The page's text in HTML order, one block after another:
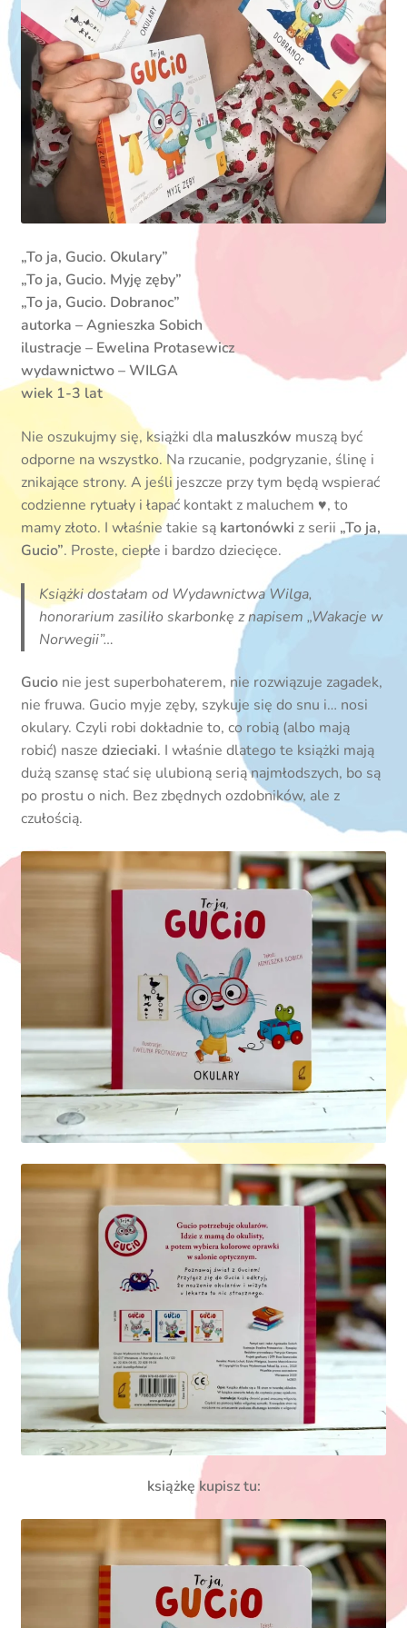
„To ja, Gucio. Okulary”
„To ja, Gucio. Myję zęby”
„To ja, Gucio. Dobranoc”
autorka – Agnieszka Sobich
ilustracje – Ewelina Protasewicz
wydawnictwo – WILGA
wiek 1-3 lat
Nie oszukujmy się, książki dla maluszków muszą być
odporne na wszystko. Na rzucanie, podgryzanie, ślinę i
znikające strony. A jeśli jeszcze przy tym będą wspierać
codzienne rytuały i łapać kontakt z maluchem ♥️, to
mamy złoto. I właśnie takie są kartonówki z serii „To ja,
Gucio”. Proste, ciepłe i bardzo dziecięce.
Książki dostałam od Wydawnictwa Wilga,
honorarium zasiliło skarbonkę z napisem „Wakacje w
Norwegii”…
Gucionie jest superbohaterem, nie rozwiązuje zagadek,
nie fruwa. Gucio myje zęby, szykuje się do snu i… nosi
okulary. Czyli robi dokładnie to, co robią (albo mają
robić) nasze dzieciaki. I właśnie dlatego te książki mają
dużą szansę stać się ulubioną serią najmłodszych, bo są
po prostu o nich. Bez zbędnych ozdobników, ale z
czułością.
książkę kupisz tu: